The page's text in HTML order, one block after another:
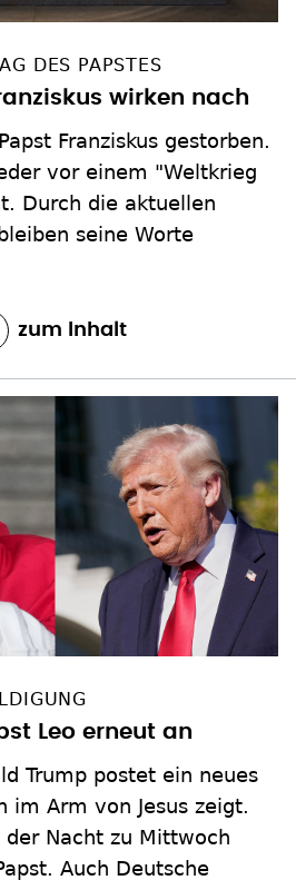
DES PAPSTES
wirken nach
Franziskus gestorben.
vor einem "Weltkrieg
Durch die aktuellen
seine Worte
zum Inhalt
Leo erneut an
Trump postet ein neues
im Arm von Jesus zeigt.
Nacht zu Mittwoch
Auch Deutsche